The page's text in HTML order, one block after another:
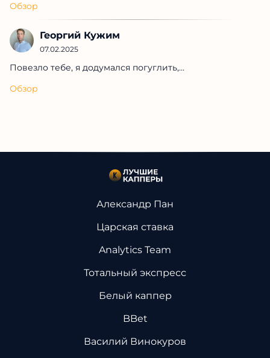
Обзор
Георгий Кужим
07.02.2025
Повезло тебе, я додумался погуглить,...
Обзор
Александр Пан
Царская ставка
Analytics Team
Тотальный экспресс
Белый каппер
BBet
Василий Винокуров